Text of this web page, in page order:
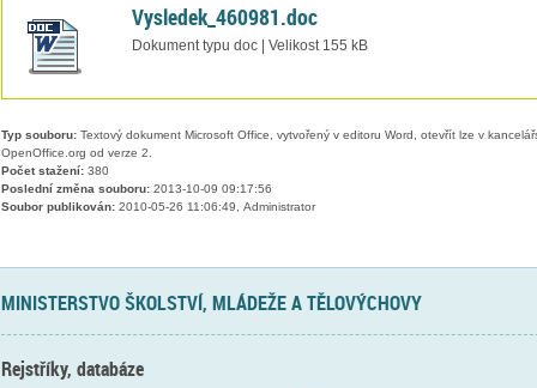
Vysledek_460981.doc
Dokument typu doc | Velikost 155 kB
Typ souboru:Textový dokument Microsoft Office, vytvořený v editoru Word, otevřít lze v
OpenOffice.org od verze 2.
Počet stažení:380
Poslední změna souboru:2013-10-09 09:17:56
Soubor publikován:2010-05-26 11:06:49, Administrator
MINISTERSTVO ŠKOLSTVÍ, MLÁDEŽE A TĚLOVÝCHOVY
Rejstříky, databáze